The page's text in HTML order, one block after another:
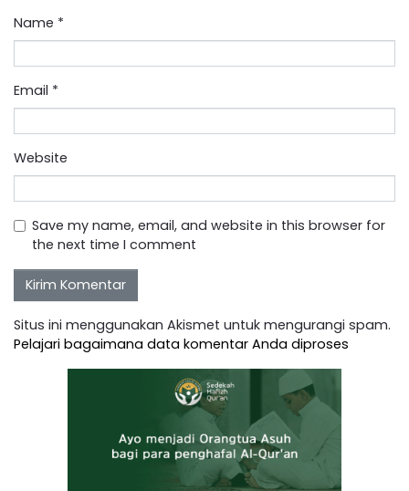
Name *
Email *
Website
Save my name, email, and website in this browser for
the next time I comment
Situs ini menggunakan Akismet untuk mengurangi spam.
Pelajari bagaimana data komentar Anda diproses